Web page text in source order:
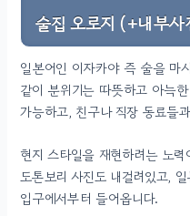
술집 오로지 (+내부사
일본어인 이자카야 즉 술을 마
같이 분위기는 따뜻하고 아늑
가능하고, 친구나 직장 동료들
현지 스타일을 재현하려는 노
도톤보리 사진도 내걸려있고,
입구에서부터 들어옵니다.